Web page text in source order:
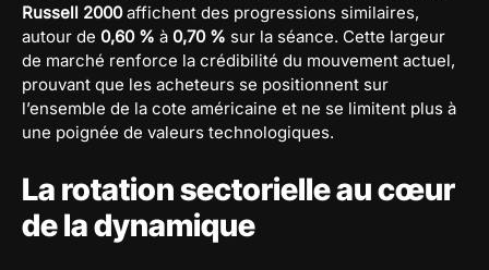
Russell 2000affichent des progressions similaires,
autour de 0,60 % à 0,70 % sur la séance. Cette largeur
de marché renforce la crédibilité du mouvement actuel,
prouvant que les acheteurs se positionnent sur
l’ensemble de la cote américaine et ne se limitent plus à
une poignée de valeurs technologiques.
La rotation sectorielle au cœur
de la dynamique